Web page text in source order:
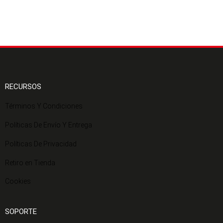
RECURSOS
Términos Y Condiciones
Políticas De Envío Y Entrega
Políticas De Privacidad
Retiro en Tienda
Cookies
SOPORTE